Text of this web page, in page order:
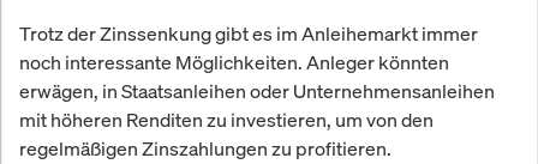
Trotz der Zinssenkung gibt es im Anleihemarkt immer
noch interessante Möglichkeiten. Anleger könnten
erwägen, in Staatsanleihen oder Unternehmensanleihen
mit höheren Renditen zu investieren, um von den
regelmäßigen Zinszahlungen zu profitieren.